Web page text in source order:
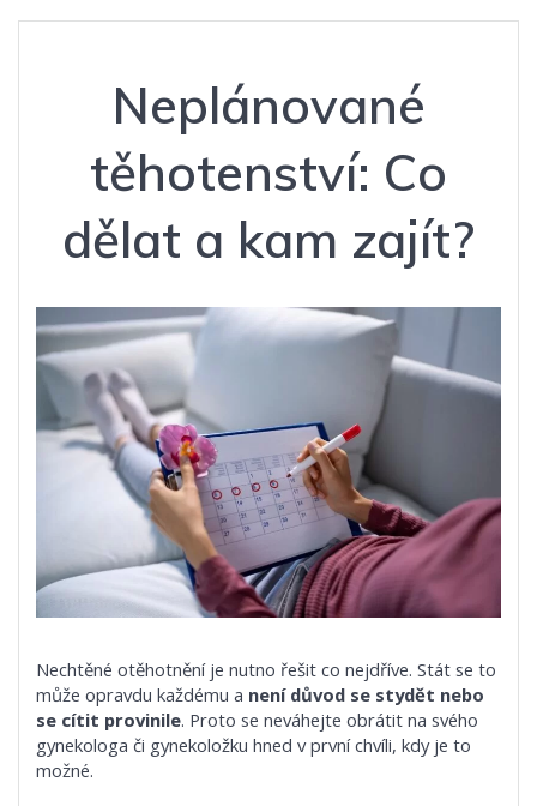
Neplánované
těhotenství: Co
dělat a kam zajít?
Nechtěné otěhotnění je nutno řešit co nejdříve. Stát se to
může opravdu každému a není důvod se stydět nebo
se cítit provinile. Proto se neváhejte obrátit na svého
gynekologa či gynekoložku hned v první chvíli, kdy je to
možné.